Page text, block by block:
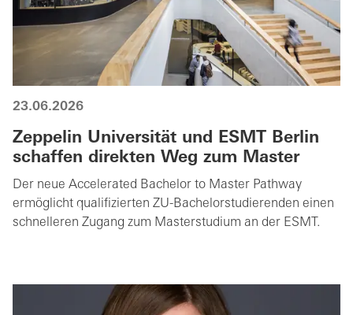
23.06.2026
Zeppelin Universität und ESMT Berlin
schaffen direkten Weg zum Master
Der neue Accelerated Bachelor to Master Pathway
ermöglicht qualifizierten ZU-Bachelorstudierenden einen
schnelleren Zugang zum Masterstudium an der ESMT.